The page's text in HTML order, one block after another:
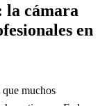
la cámara
en
muchos